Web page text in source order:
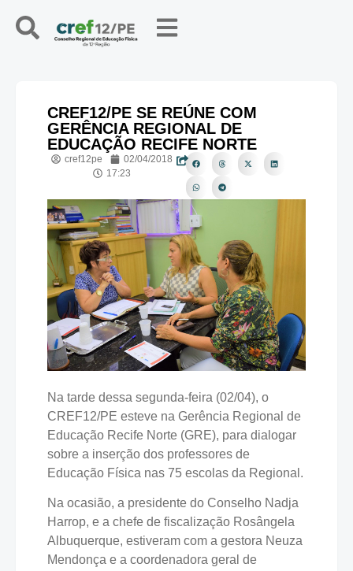
CREF12/PE SE REÚNE COM
GERÊNCIA REGIONAL DE
EDUCAÇÃO RECIFE NORTE
cref12pe
02/04/2018
17:23
Na tarde dessa segunda-feira (02/04), o
CREF12/PE esteve na Gerência Regional de
Educação Recife Norte (GRE), para dialogar
sobre a inserção dos professores de
Educação Física nas 75 escolas da Regional.
Na ocasião, a presidente do Conselho Nadja
Harrop, e a chefe de fiscalização Rosângela
Albuquerque, estiveram com a gestora Neuza
Mendonça e a coordenadora geral de